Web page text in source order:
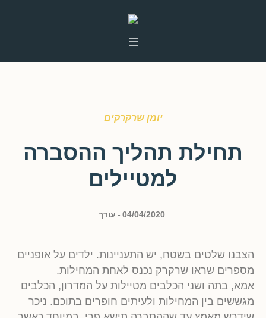
יומן שרקרקים
תחילת תהליך ההסברה
למטיילים
04/04/2020 עורך
הצבנו שלטים בשטח, יש התעניינות. ילדים על אופניים
מספרים שראו שרקרק נכנס לאחת המחילות.
אמא, בתה ושני הכלבים מטיילות על המדרון, הכלבים
מגששים בין המחילות ולעיתים חופרים בתוכם. ניכר